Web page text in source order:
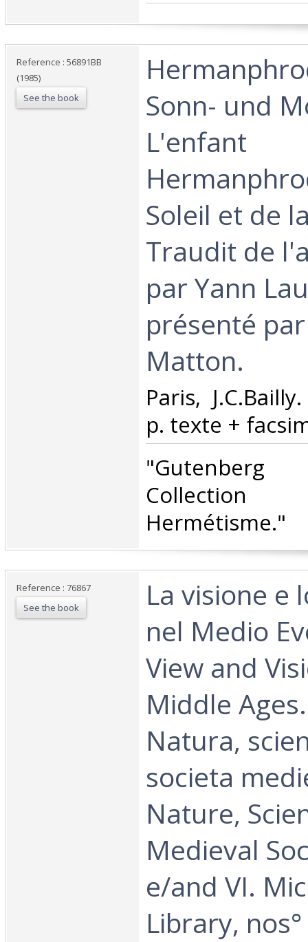
Reference : 56891BB
(1985)
See the book
Sonn- und
L'enfant
Soleil et de
Traudit de
par Yann
présenté
Matton.‎
‎Paris,
p. texte +
Hermétisme."‎
Reference : 76867
See the book
‎La visione e
nel Medio
View and
Middle
Natura,
societa
Nature,
Medieval
e/and VI.
Library,